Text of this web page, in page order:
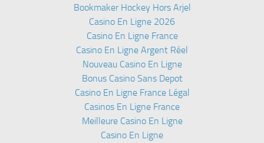
Bookmaker Hockey Hors Arjel
Casino En Ligne 2026
Casino En Ligne France
Casino En Ligne Argent Réel
Nouveau Casino En Ligne
Bonus Casino Sans Depot
Casino En Ligne France Légal
Casinos En Ligne France
Meilleure Casino En Ligne
Casino En Ligne